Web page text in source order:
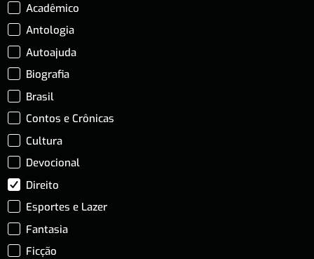
Acadêmico
Antologia
Autoajuda
Biografia
Brasil
Contos e Crônicas
Cultura
Devocional
Direito
Esportes e Lazer
Fantasia
Ficção